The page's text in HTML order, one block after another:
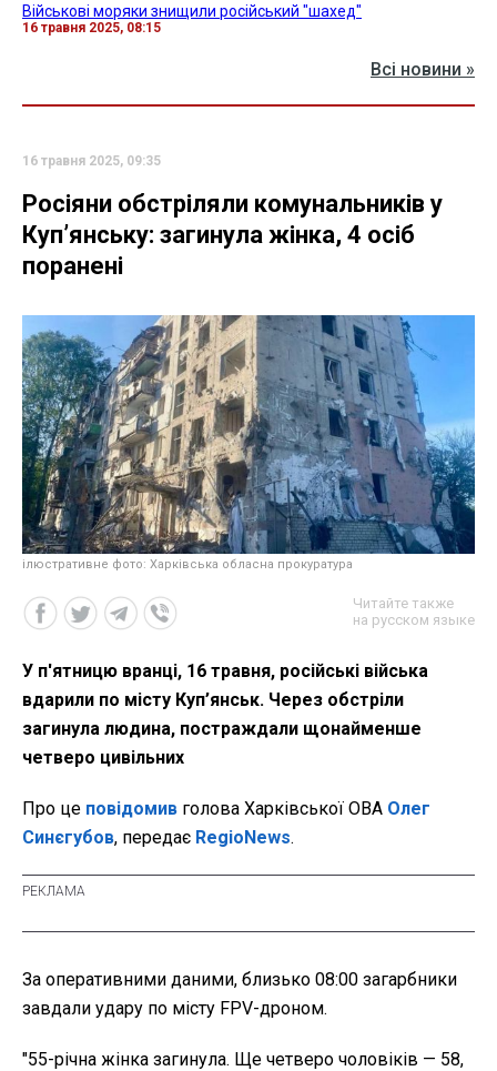
Військові моряки знищили російський "шахед"
16 травня 2025, 08:15
Всі новини »
16 травня 2025, 09:35
Росіяни обстріляли комунальників у
Куп’янську: загинула жінка, 4 осіб
поранені
ілюстративне фото: Харківська обласна прокуратура
Читайте также
на русском языке
У п'ятницю вранці, 16 травня, російські війська
вдарили по місту Куп’янськ. Через обстріли
загинула людина, постраждали щонайменше
четверо цивільних
Про це повідомив голова Харківської ОВА Олег
Синєгубов, передає RegioNews.
За оперативними даними, близько 08:00 загарбники
завдали удару по місту FPV-дроном.
"55-річна жінка загинула. Ще четверо чоловіків — 58,